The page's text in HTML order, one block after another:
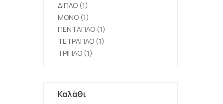
ΔΙΠΛΟ (1)
ΜΟΝΟ (1)
ΠΕΝΤΑΠΛΟ (1)
ΤΕΤΡΑΠΛΟ (1)
ΤΡΙΠΛΟ (1)
Καλάθι